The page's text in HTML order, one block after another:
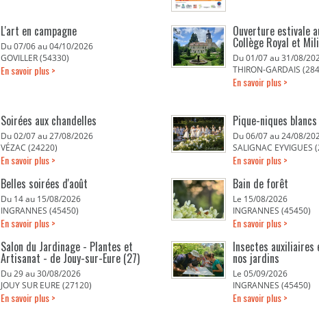
L'art en campagne
Du 07/06 au 04/10/2026
GOVILLER (54330)
En savoir plus >
Ouverture estivale
Collège Royal et
Du 01/07 au 31/08/
THIRON-GARDAIS
En savoir plus >
Soirées aux chandelles
Du 02/07 au 27/08/2026
VÉZAC (24220)
En savoir plus >
Pique-niques blancs
Du 06/07 au 24/08/
SALIGNAC EYVIGUES
En savoir plus >
Belles soirées d'août
Du 14 au 15/08/2026
INGRANNES (45450)
En savoir plus >
Bain de forêt
Le 15/08/2026
INGRANNES (45450)
En savoir plus >
Salon du Jardinage - Plantes et
Artisanat - de Jouy-sur-Eure (27)
Du 29 au 30/08/2026
JOUY SUR EURE (27120)
En savoir plus >
Insectes
nos jardins
Le 05/09/2026
INGRANNES (45450)
En savoir plus >